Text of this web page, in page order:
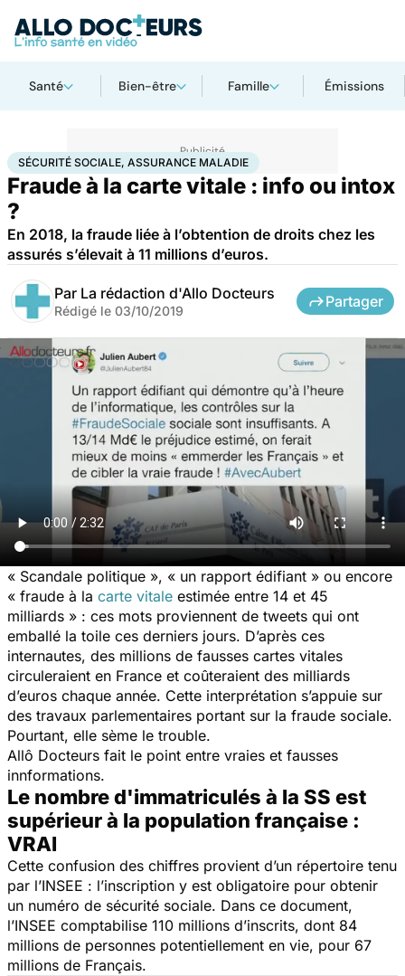
Santé Bien-être Famille Émissions
AccueilSantéSécurité sociale, assurance maladie
SÉCURITÉ SOCIALE, ASSURANCE MALADIE
Fraude à la carte vitale : info ou intox
?
En 2018, la fraude liée à l’obtention de droits chez les
assurés s’élevait à 11 millions d’euros.
Par La rédaction d'Allo Docteurs
Rédigé le 03/10/2019
Partager
« Scandale politique », « un rapport édifiant » ou encore
« fraude à la carte vitale estimée entre 14 et 45
milliards » : ces mots proviennent de tweets qui ont
emballé la toile ces derniers jours. D’après ces
internautes, des millions de fausses cartes vitales
circuleraient en France et coûteraient des milliards
d’euros chaque année. Cette interprétation s’appuie sur
des travaux parlementaires portant sur la fraude sociale.
Pourtant, elle sème le trouble.
Allô Docteurs fait le point entre vraies et fausses
innformations.
Le nombre d'immatriculés à la SS est
supérieur à la population française :
VRAI
Cette confusion des chiffres provient d’un répertoire tenu
par l’INSEE : l’inscription y est obligatoire pour obtenir
un numéro de sécurité sociale. Dans ce document,
l’INSEE comptabilise 110 millions d’inscrits, dont 84
millions de personnes potentiellement en vie, pour 67
millions de Français.